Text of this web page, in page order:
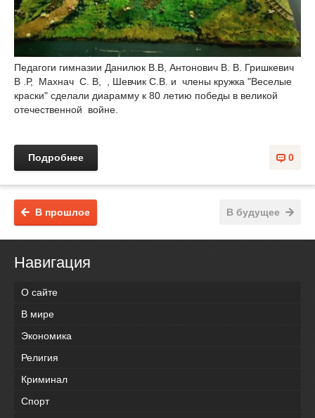
Педагоги гимназии Данилюк В.В, Антонович В. В. Гришкевич
В .Р, Махнач С. В, , Шевчик С.В. и члены кружка "Веселые
краски" сделали диарамму к 80 летию победы в великой
отечественной войне.
0
Подробнее
В будущее
В прошлое
Навигация
О сайте
В мире
Экономика
Религия
Криминал
Спорт